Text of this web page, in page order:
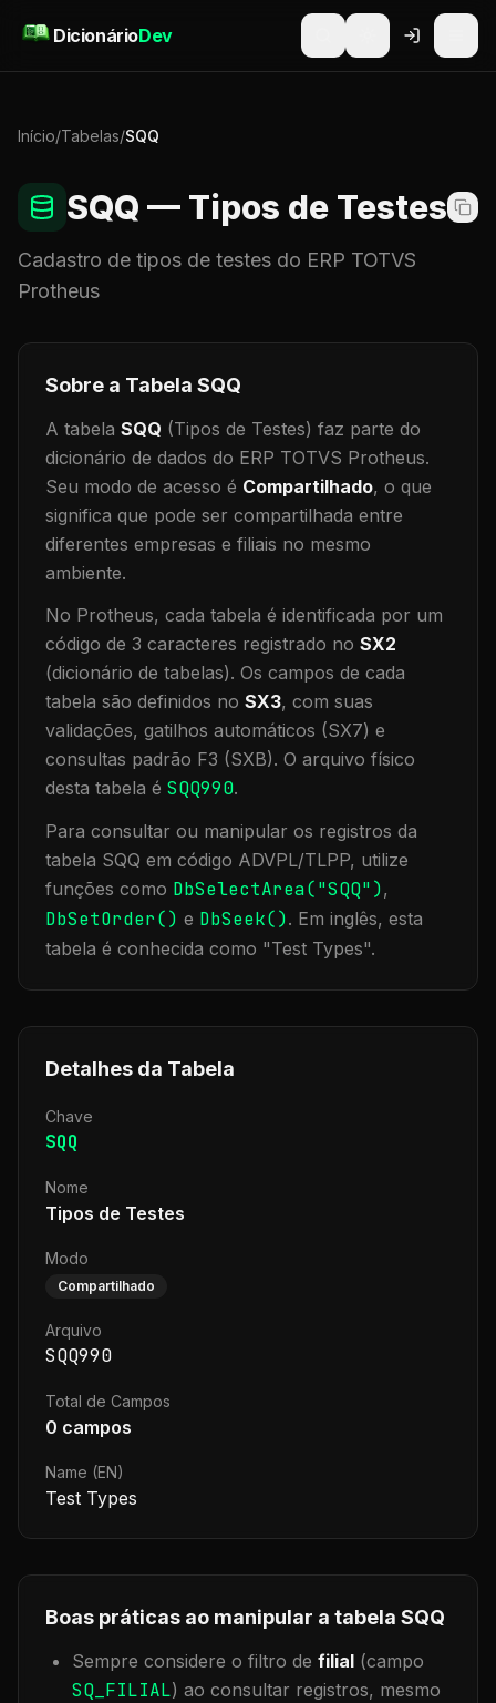
DicionárioDev
Início/Tabelas/SQQ
SQQ — Tipos de Testes
Cadastro de tipos de testes do ERP TOTVS
Protheus
Sobre a Tabela SQQ
A tabela SQQ (Tipos de Testes) faz parte do
dicionário de dados do ERP TOTVS Protheus.
Seu modo de acesso é Compartilhado, o que
significa que pode ser compartilhada entre
diferentes empresas e filiais no mesmo
ambiente.
No Protheus, cada tabela é identificada por um
código de 3 caracteres registrado no SX2
(dicionário de tabelas). Os campos de cada
tabela são definidos no SX3, com suas
validações, gatilhos automáticos (SX7) e
consultas padrão F3 (SXB). O arquivo físico
desta tabela é SQQ990.
Para consultar ou manipular os registros da
tabela SQQ em código ADVPL/TLPP, utilize
funções como DbSelectArea("SQQ"),
DbSetOrder() e DbSeek(). Em inglês, esta
tabela é conhecida como "Test Types".
Detalhes da Tabela
Chave
SQQ
Nome
Tipos de Testes
Modo
Compartilhado
Arquivo
SQQ990
Total de Campos
0 campos
Name (EN)
Test Types
Boas práticas ao manipular a tabela SQQ
Sempre considere o filtro de filial (campo
SQ_FILIAL) ao consultar registros, mesmo